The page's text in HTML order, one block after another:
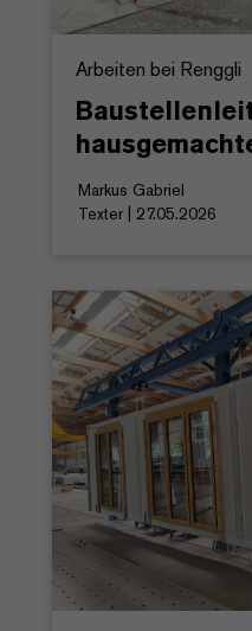
Arbeiten bei Renggli
Markus Gabriel
Texter | 27.05.2026